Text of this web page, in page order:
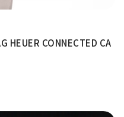
HEUER CONNECTED CA